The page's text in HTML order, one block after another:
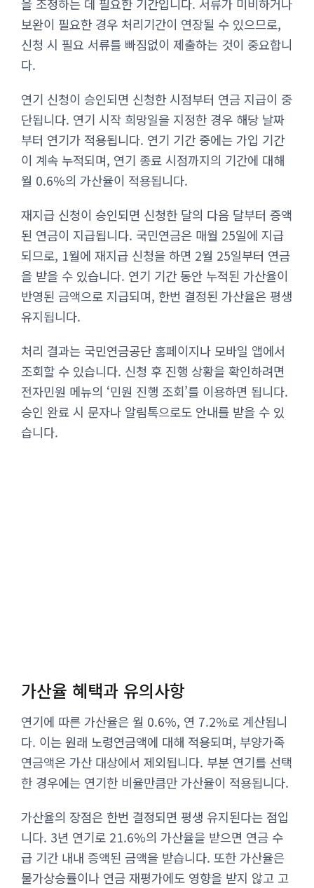
을 조정하는 데 필요한 기간입니다. 서류가 미비하거나
보완이 필요한 경우 처리기간이 연장될 수 있으므로,
신청 시 필요 서류를 빠짐없이 제출하는 것이 중요합니
다.
연기 신청이 승인되면 신청한 시점부터 연금 지급이 중
단됩니다. 연기 시작 희망일을 지정한 경우 해당 날짜
부터 연기가 적용됩니다. 연기 기간 중에는 가입 기간
이 계속 누적되며, 연기 종료 시점까지의 기간에 대해
월 0.6%의 가산율이 적용됩니다.
재지급 신청이 승인되면 신청한 달의 다음 달부터 증액
된 연금이 지급됩니다. 국민연금은 매월 25일에 지급
되므로, 1월에 재지급 신청을 하면 2월 25일부터 연금
을 받을 수 있습니다. 연기 기간 동안 누적된 가산율이
반영된 금액으로 지급되며, 한번 결정된 가산율은 평생
유지됩니다.
처리 결과는 국민연금공단 홈페이지나 모바일 앱에서
조회할 수 있습니다. 신청 후 진행 상황을 확인하려면
전자민원 메뉴의 ‘민원 진행 조회’를 이용하면 됩니다.
승인 완료 시 문자나 알림톡으로도 안내를 받을 수 있
습니다.
가산율 혜택과 유의사항
연기에 따른 가산율은 월 0.6%, 연 7.2%로 계산됩니
다. 이는 원래 노령연금액에 대해 적용되며, 부양가족
연금액은 가산 대상에서 제외됩니다. 부분 연기를 선택
한 경우에는 연기한 비율만큼만 가산율이 적용됩니다.
가산율의 장점은 한번 결정되면 평생 유지된다는 점입
니다. 3년 연기로 21.6%의 가산율을 받으면 연금 수
급 기간 내내 증액된 금액을 받습니다. 또한 가산율은
물가상승률이나 연금 재평가에도 영향을 받지 않고 고